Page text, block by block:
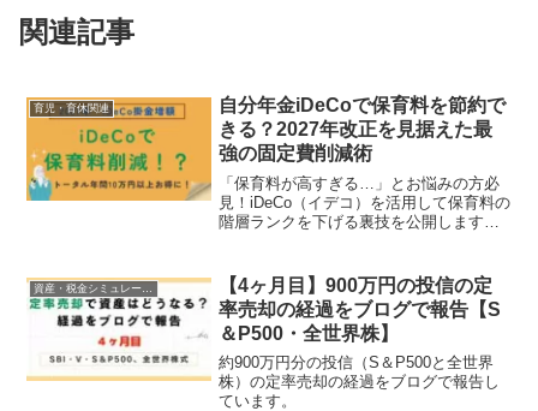
関連記事
育児・育休関連
自分年金iDeCoで保育料を節約で
きる？2027年改正を見据えた最
強の固定費削減術
「保育料が高すぎる…」とお悩みの方必
見！iDeCo（イデコ）を活用して保育料の
階層ランクを下げる裏技を公開します。1
引き上げをフル活用する戦略を分かりや
すく解説。
【4ヶ月目】900万円の投信の定
率売却の経過をブログで報告【S
＆P500・全世界株】
約900万円分の投信（S＆P500と全世界
株）の定率売却の経過をブログで報告し
ています。